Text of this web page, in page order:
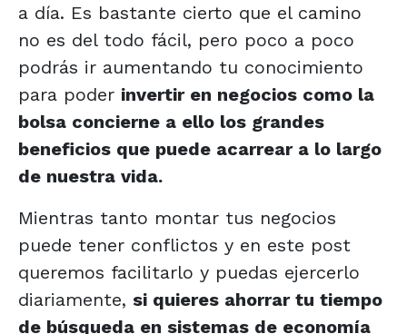
a día. Es bastante cierto que el camino
no es del todo fácil, pero poco a poco
podrás ir aumentando tu conocimiento
para poder invertir en negocios como la
bolsa concierne a ello los grandes
beneficios que puede acarrear a lo largo
de nuestra vida.
Mientras tanto montar tus negocios
puede tener conflictos y en este post
queremos facilitarlo y puedas ejercerlo
diariamente, si quieres ahorrar tu tiempo
de búsqueda en sistemas de economía